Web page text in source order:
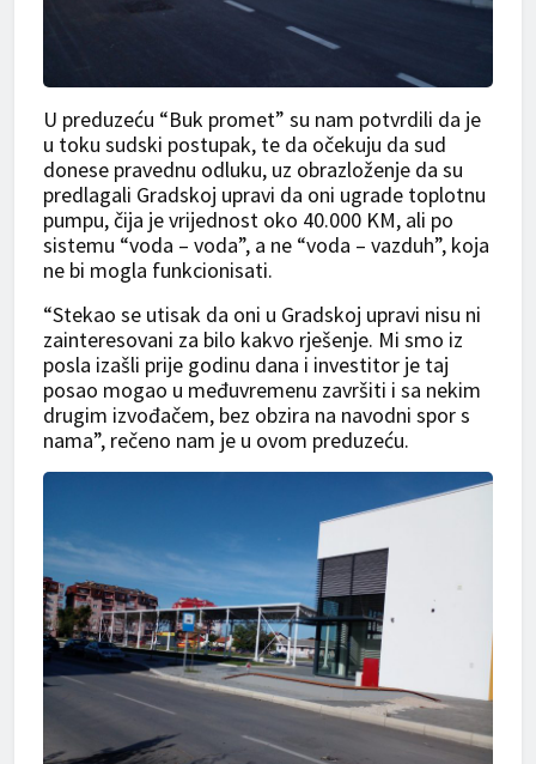
U preduzeću “Buk promet” su nam potvrdili da je
u toku sudski postupak, te da očekuju da sud
donese pravednu odluku, uz obrazloženje da su
predlagali Gradskoj upravi da oni ugrade toplotnu
pumpu, čija je vrijednost oko 40.000 KM, ali po
sistemu “voda – voda”, a ne “voda – vazduh”, koja
ne bi mogla funkcionisati.
“Stekao se utisak da oni u Gradskoj upravi nisu ni
zainteresovani za bilo kakvo rješenje. Mi smo iz
posla izašli prije godinu dana i investitor je taj
posao mogao u međuvremenu završiti i sa nekim
drugim izvođačem, bez obzira na navodni spor s
nama”, rečeno nam je u ovom preduzeću.